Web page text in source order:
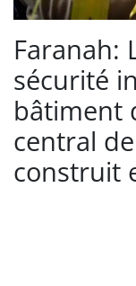
Faranah:
sécurité
bâtiment
central
construit